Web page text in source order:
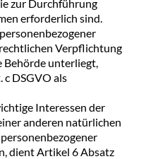
zur Durchführung
erforderlich sind.
Verpflichtung
Behörde unterliegt,
DSGVO als
Interessen der
anderen natürlichen
dient Artikel 6 Absatz